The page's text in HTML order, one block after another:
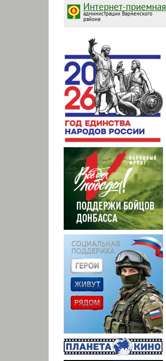
Интернет-приемная
администрации Варненского
района